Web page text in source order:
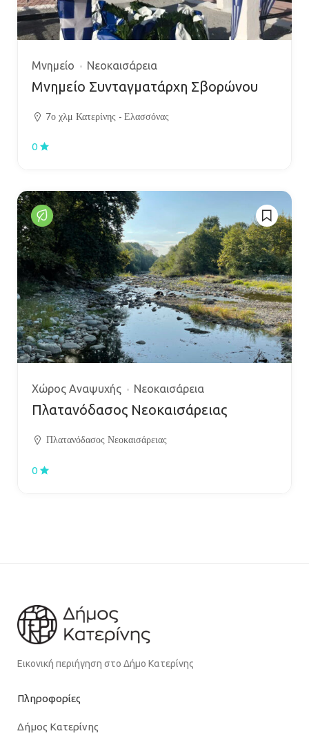
Μνημείο Νεοκαισάρεια
Μνημείο Συνταγματάρχη Σβορώνου
7ο χλμ Κατερίνης - Ελασσόνας
0
Χώρος Αναψυχής Νεοκαισάρεια
Πλατανόδασος Νεοκαισάρειας
Πλατανόδασος Νεοκαισάρειας
0
Εικονική περιήγηση στο Δήμο Κατερίνης
Πληροφορίες
Δήμος Κατερίνης